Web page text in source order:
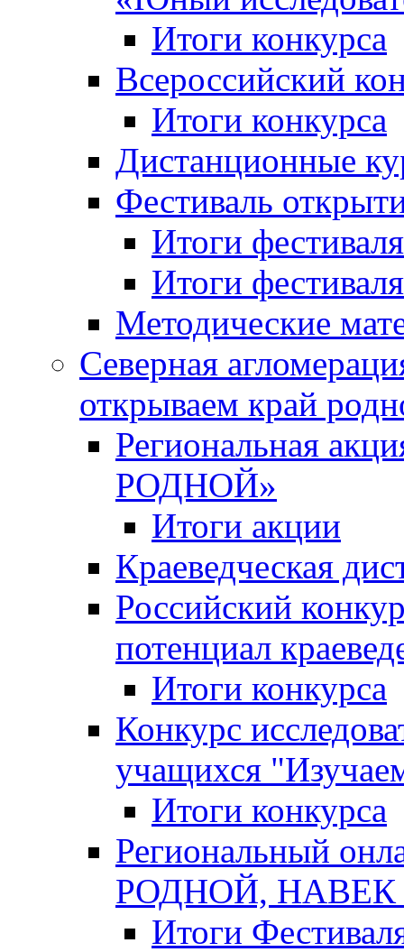
Итоги конкурса
Всероссийский
Итоги конкурса
Дистанционные
Фестиваль
Итоги
Итоги
Методические
Северная
открываем край
Региональная
РОДНОЙ»
Итоги акции
Краеведческая
Российский
потенциал
Итоги конкурса
Конкурс
учащихся
Итоги конкурса
Региональный
РОДНОЙ,
Итоги